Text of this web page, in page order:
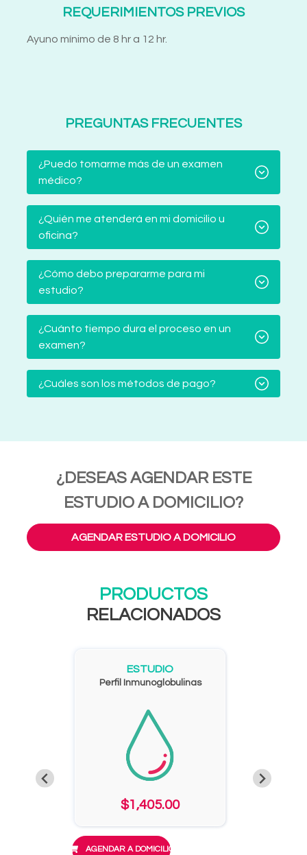
REQUERIMIENTOS PREVIOS
Ayuno mínimo de 8 hr a 12 hr.
PREGUNTAS FRECUENTES
¿Puedo tomarme más de un examen
médico?
¿Quién me atenderá en mi domicilio u
oficina?
¿Cómo debo prepararme para mi
estudio?
¿Cuánto tiempo dura el proceso en un
examen?
¿Cuáles son los métodos de pago?
¿DESEAS AGENDAR ESTE
ESTUDIO A DOMICILIO?
AGENDAR ESTUDIO A DOMICILIO
PRODUCTOS
RELACIONADOS
ESTUDIO
Perfil Inmunoglobulinas
$1,405.00
AGENDAR A DOMICILIO